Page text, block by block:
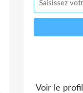
Voir le